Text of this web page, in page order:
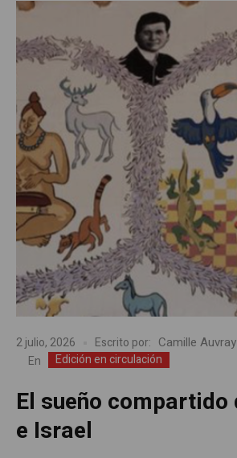
2 julio, 2026 Escrito por: Camille Auvray
En Edición en circulación
El sueño compartido
e Israel